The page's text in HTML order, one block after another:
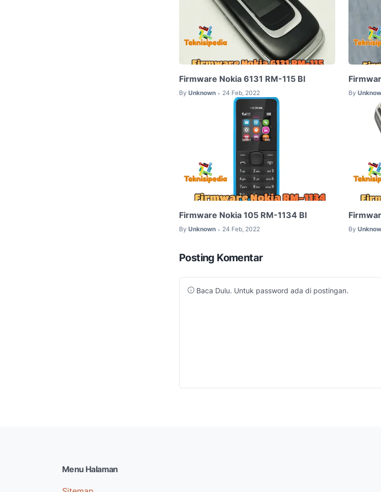
Firmware Nokia 6131 RM-115 BI
By Unknown • 24 Feb, 2022 By
Firmware Nokia 105 RM-1134 BI
By Unknown • 24 Feb, 2022 By
Posting Komentar
Baca Dulu. Untuk password ada di postingan.
Menu Halaman